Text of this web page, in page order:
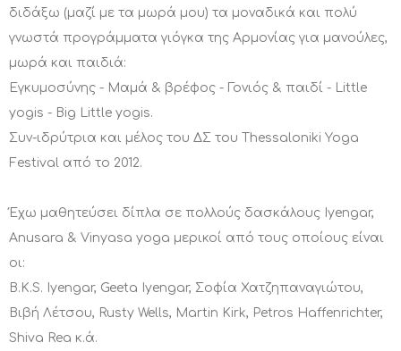
διδάξω (μαζί με τα μωρά μου) τα μοναδικά και πολύ
γνωστά προγράμματα γιόγκα της Αρμονίας για μανούλες,
μωρά και παιδιά:
Εγκυμοσύνης - Μαμά & βρέφος - Γονιός & παιδί - Little
yogis - Big Little yogis.
Συν-ιδρύτρια και μέλος του ΔΣ του Thessaloniki Yoga
Festival από το 2012.
Έχω μαθητεύσει δίπλα σε πολλούς δασκάλους Iyengar,
Anusara & Vinyasa yoga μερικοί από τους οποίους είναι
οι:
B.K.S. Iyengar, Geeta Iyengar, Σοφία Χατζηπαναγιώτου,
Βιβή Λέτσου, Rusty Wells, Martin Kirk, Petros Haffenrichter,
Shiva Rea κ.ά.